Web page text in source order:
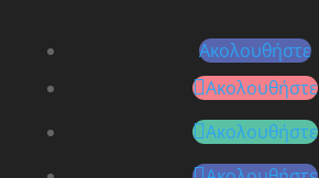
Ακολουθήστε
Ακολουθήστε
Ακολουθήστε